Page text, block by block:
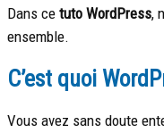
Dans ce tuto WordPress,
ensemble.
C’est quoi
Vous avez sans doute